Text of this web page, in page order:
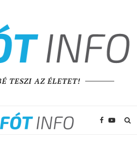
TESZI AZ ÉLETET!